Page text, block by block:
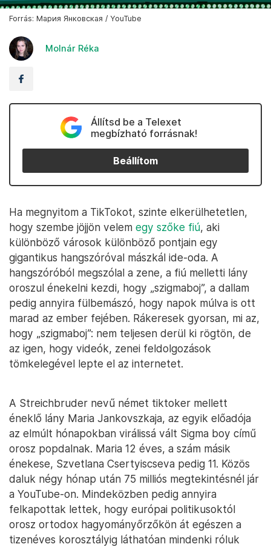
Forrás: Мария Янковская / YouTube
Molnár Réka
Állítsd be a Telexet
megbízható forrásnak!
Beállítom
Ha megnyitom a TikTokot, szinte elkerülhetetlen,
hogy szembe jöjjön velem egy szőke fiú, aki
különböző városok különböző pontjain egy
gigantikus hangszóróval mászkál ide-oda. A
hangszóróból megszólal a zene, a fiú melletti lány
oroszul énekelni kezdi, hogy „szigmaboj”, a dallam
pedig annyira fülbemászó, hogy napok múlva is ott
marad az ember fejében. Rákeresek gyorsan, mi az,
hogy „szigmaboj”: nem teljesen derül ki rögtön, de
az igen, hogy videók, zenei feldolgozások
tömkelegével lepte el az internetet.
A Streichbruder nevű német tiktoker mellett
éneklő lány Maria Jankovszkaja, az egyik előadója
az elmúlt hónapokban virálissá vált Sigma boy című
orosz popdalnak. Maria 12 éves, a szám másik
énekese, Szvetlana Csertyiscseva pedig 11. Közös
daluk négy hónap után 75 milliós megtekintésnél jár
a YouTube-on. Mindeközben pedig annyira
felkapottak lettek, hogy európai politikusoktól
orosz ortodox hagyományőrzőkön át egészen a
tizenéves korosztályig láthatóan mindenki róluk